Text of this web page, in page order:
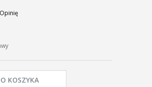
KOSZYKA